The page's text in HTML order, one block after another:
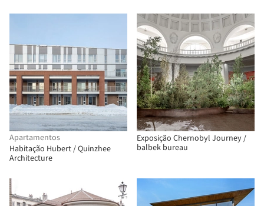
Apartamentos
Habitação Hubert / Quinzhee
Architecture
Exposição Chernobyl Journey /
balbek bureau